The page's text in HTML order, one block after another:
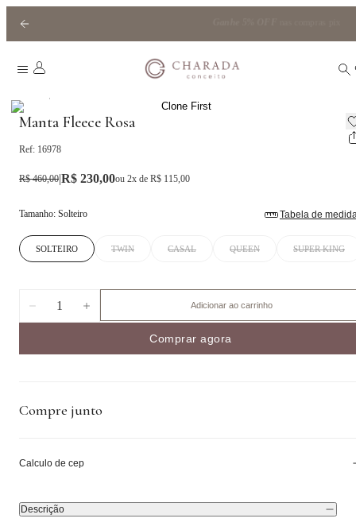
Manta Fleece Rosa
Ref: 16978
R$ 460,00|R$ 230,00ou 2x de R$ 115,00
Tamanho: Solteiro Tabela de
SOLTEIRO TWIN CASAL QUEEN SUPER KING
1 Adicionar ao carrinho
Comprar agora
Compre junto
Calculo de cep
Descrição